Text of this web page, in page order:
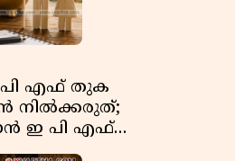
പി എഫ് തുക
നിൽക്കരുത്;
ഇ പി എഫ്